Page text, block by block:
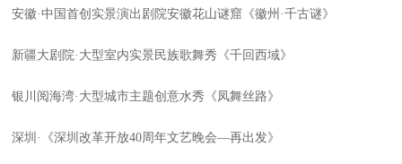
安徽·中国首创实景演出剧院安徽花山谜窟《徽州·千古谜》
新疆大剧院·大型室内实景民族歌舞秀《千回西域》
银川阅海湾·大型城市主题创意水秀《凤舞丝路》
深圳·《深圳改革开放40 周年文艺晚会—再出发》